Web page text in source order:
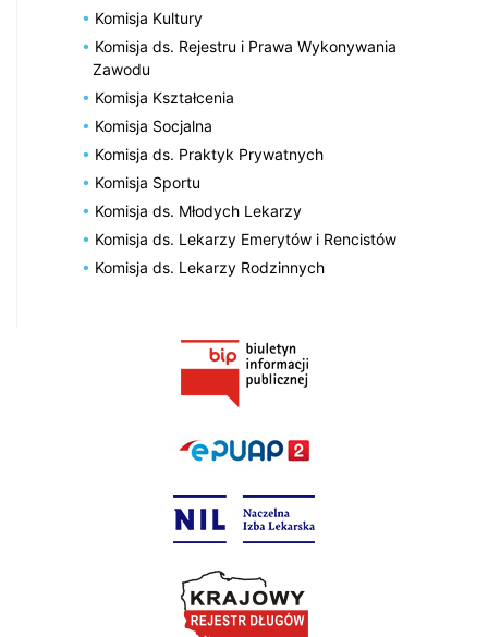
Komisja Kultury
Komisja ds. Rejestru i Prawa Wykonywania
Zawodu
Komisja Kształcenia
Komisja Socjalna
Komisja ds. Praktyk Prywatnych
Komisja Sportu
Komisja ds. Młodych Lekarzy
Komisja ds. Lekarzy Emerytów i Rencistów
Komisja ds. Lekarzy Rodzinnych